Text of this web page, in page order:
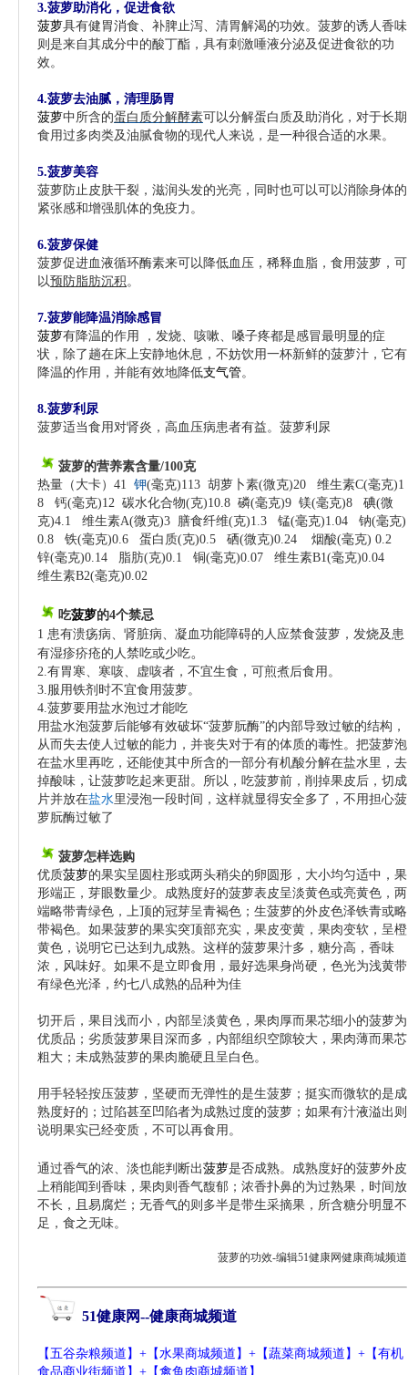
3.菠萝助消化，促进食欲
菠萝具有健胃消食、补脾止泻、清胃解渴的功效。菠萝的诱人香味
则是来自其成分中的酸丁酯，具有刺激唾液分泌及促进食欲的功
效。
4.菠萝去油腻，清理肠胃
菠萝中所含的蛋白质分解酵素可以分解蛋白质及助消化，对于长期
食用过多肉类及油腻食物的现代人来说，是一种很合适的水果。
5.菠萝美容
菠萝防止皮肤干裂，滋润头发的光亮，同时也可以可以消除身体的
紧张感和增强肌体的免疫力。
6.菠萝保健
菠萝促进血液循环酶素来可以降低血压，稀释血脂，食用菠萝，可
以预防脂肪沉积。
7.菠萝能降温消除感冒
菠萝有降温的作用 ，发烧、咳嗽、嗓子疼都是感冒最明显的症
状，除了趟在床上安静地休息，不妨饮用一杯新鲜的菠萝汁，它有
降温的作用，并能有效地降低支气管。
8.菠萝利尿
菠萝适当食用对肾炎，高血压病患者有益。 菠萝利尿
菠萝的营养素含量/100克
热量（大卡）41 钾(毫克)113 胡萝卜素(微克)20 维生素C(毫克)1
8 钙(毫克)12 碳水化合物(克)10.8 磷(毫克)9 镁(毫克)8 碘(微
克)4.1 维生素A(微克)3 膳食纤维(克)1.3 锰(毫克)1.04 钠(毫克)
0.8 铁(毫克)0.6 蛋白质(克)0.5 硒(微克)0.24 烟酸(毫克) 0.2
锌(毫克)0.14 脂肪(克)0.1 铜(毫克)0.07 维生素B1(毫克)0.04
维生素B2(毫克)0.02
吃菠萝的4个禁忌
1 患有溃疡病、肾脏病、凝血功能障碍的人应禁食菠萝，发烧及患
有湿疹疥疮的人 禁吃或少吃。
2.有胃寒、寒咳、虚咳者，不宜生食，可煎煮后食用。
3.服用铁剂时不宜食用菠萝。
4.菠萝要用盐水泡过才能吃
用盐水泡菠萝后能够有效破坏“菠萝朊酶”的内部导致过敏的结构，
从而失去使人过敏的能力，并丧失对于有的体质的毒性。把菠萝泡
在盐水里再吃，还能使其中所含的一部分有机酸分解在盐水里，去
掉酸味，让菠萝吃起来更甜。所以，吃菠萝前，削掉果皮后，切成
片并放在盐水里浸泡一段时间，这样就显得安全多了，不用担心菠
萝朊酶过敏了
菠萝怎样选购
优质菠萝的果实呈圆柱形或两头稍尖的卵圆形，大小均匀适中，果
形端正，芽眼数量少。成熟度好的菠萝表皮呈淡黄色或亮黄色，两
端略带青绿色，上顶的冠芽呈青褐色；生菠萝的外皮色泽铁青或略
带褐色。如果菠萝的果实突顶部充实，果皮变黄，果肉变软，呈橙
黄色，说明它已达到九成熟。这样的菠萝果汁多，糖分高，香味
浓，风味好。如果不是立即食用，最好选果身尚硬，色光为浅黄带
有绿色光泽，约七八成熟的品种为佳
切开后，果目浅而小，内部呈淡黄色， 果肉厚而果芯细小的菠萝为
优质品；劣质菠萝果目深而多，内部组织空隙较大，果肉薄而果芯
粗大；未成熟菠萝的果肉脆硬且呈白色。
用手轻轻按压菠萝，坚硬而无弹性的是生菠萝；挺实而微软的是成
熟度好的；过陷甚至凹陷者为成熟过度的菠萝；如果有汁液溢出则
说明果实已经变质，不可以再食用。
通过香气的浓、淡也能判断出菠萝是否成熟。成熟度好的菠萝外皮
上稍能闻到 香味 ，果肉则香气馥郁；浓香扑鼻的为过熟果，时间放
不长，且易腐烂；无香气的则多半是带生采摘果，所含糖分明显不
足，食之无味。
菠萝的功效-编辑51健康网健康商城频道
51健康网--健康商城频道
【五谷杂粮频道 】+【水果商城频道 】+【蔬菜商城频道 】+【有机
食品商业街频道 】+【禽鱼肉商城频道 】